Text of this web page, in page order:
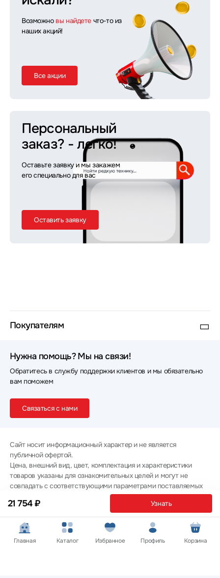
21 754 ₽ Узнать
Возможно вы найдете что-то из
наших акций!
Все акции
Персональный
заказ? - легко!
Оставьте заявку и мы закажем
его специально для вас
Оставить заявку
Покупателям
Нужна помощь? Мы на связи!
Обратитесь в службу поддержки клиентов и мы обязательно
вам поможем
Связаться с нами
Сайт носит информационный характер и не является
публичной офертой.
Цена, внешний вид, цвет, комплектация и характеристики
товаров указаны для ознакомительных целей и могут не
совпадать с соответствующими параметрами поставляемых
товаров - уточняйте информацию у менеджера при
оформлении заказа.
Политика конфиденциальности
© 2012 — 2026 ООО «Эпл Тэк»
Главная Каталог Избранное Профиль Корзина